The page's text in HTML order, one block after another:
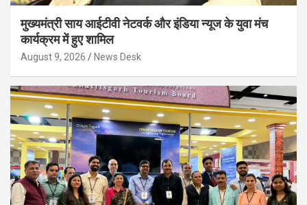
मुख्यमंत्री साय आईटीवी नेटवर्क और इंडिया न्यूज के युवा मंच
कार्यक्रम में हुए शामिल
August 9, 2026 News Desk